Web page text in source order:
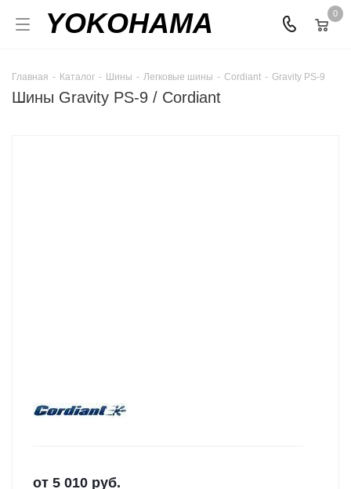
YOKOHAMA 0
Главная - Каталог - Шины - Легковые шины - Cordiant - Gravity PS-9
Шины Gravity PS-9 / Cordiant
от 5 010 руб.